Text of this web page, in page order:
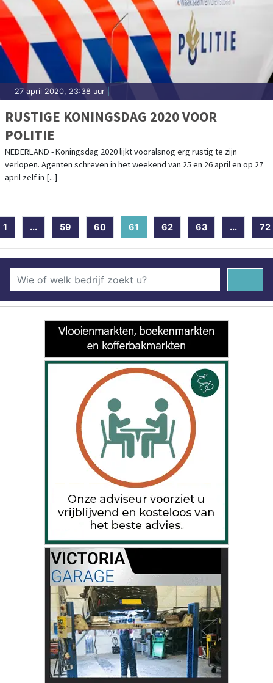
27 april 2020, 23:38 uur
RUSTIGE KONINGSDAG 2020 VOOR
POLITIE
NEDERLAND - Koningsdag 2020 lijkt vooralsnog erg rustig te zijn
verlopen. Agenten schreven in het weekend van 25 en 26 april en op 27
april zelf in [...]
1 ... 59 60 61 (current)
62 63 ... 72